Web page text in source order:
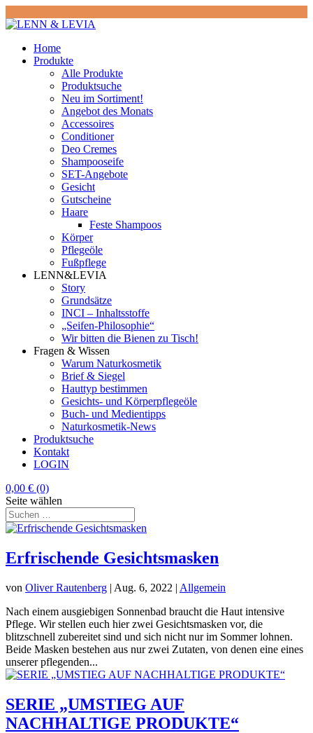
Home
Produkte
Alle Produkte
Produktsuche
Neu im Sortiment!
Angebot des Monats
Accessoires
Conditioner
Deo Cremes
Shampooseife
SET-Angebote
Gesicht
Gutscheine
Haare
Feste Shampoos
Körper
Pflegeöle
Fußpflege
LENN&LEVIA
Story
Grundsätze
INCI – Inhaltsstoffe
„Seifen-Philosophie“
Wir bitten die Bienen zu Tisch!
Fragen & Wissen
Warum Naturkosmetik
Brief & Siegel
Hauttyp bestimmen
Gesichts- und Körperpflegeöle
Buch- und Medientipps
Naturkosmetik-News
Produktsuche
Kontakt
LOGIN
0,00 € (0)
Seite wählen
Erfrischende Gesichtsmasken
von Oliver Rautenberg | Aug. 6, 2022 | Allgemein
Nach einem ausgiebigen Sonnenbad braucht die Haut intensive
Pflege. Wir stellen euch hier zwei Gesichtsmasken vor, die
blitzschnell zubereitet sind und sich nicht nur im Sommer lohnen.
Beide Masken bestehen aus nur zwei Zutaten, von denen eine eines
unserer pflegenden...
SERIE „UMSTIEG AUF
NACHHALTIGE PRODUKTE“